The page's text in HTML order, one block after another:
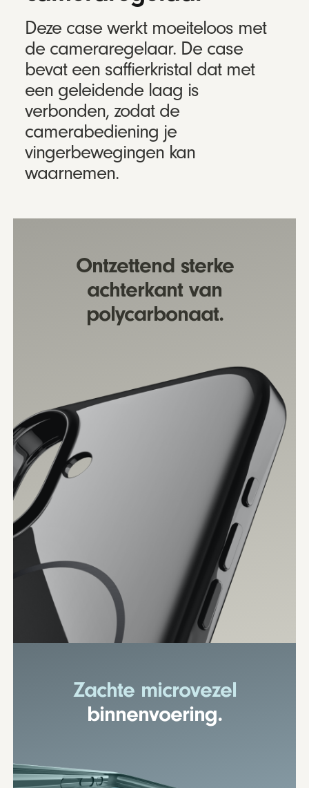
Deze case werkt moeiteloos met
de cameraregelaar. De case
bevat een saffierkristal dat met
een geleidende laag is
verbonden, zodat de
camerabediening je
vingerbewegingen kan
waarnemen.
Ontzettend sterke
achterkant van
polycarbonaat.
Zachte microvezel
binnenvoering.